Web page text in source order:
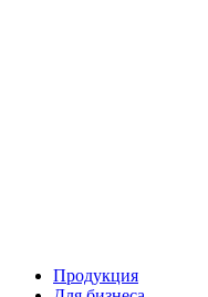
Продукция